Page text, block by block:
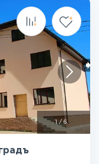
1/6